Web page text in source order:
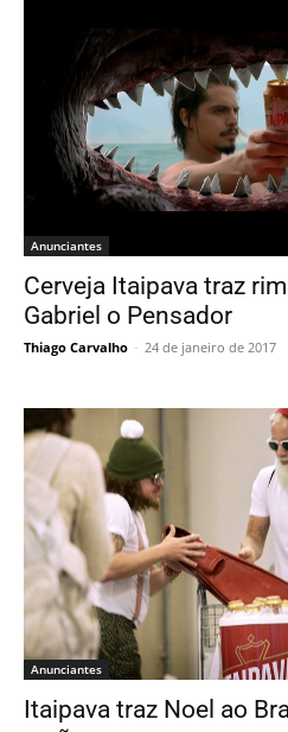
Anunciantes
Cerveja Itaipava traz
Gabriel o Pensador
Thiago Carvalho - 24 de janeiro de 2017
Anunciantes
Itaipava traz Noel ao